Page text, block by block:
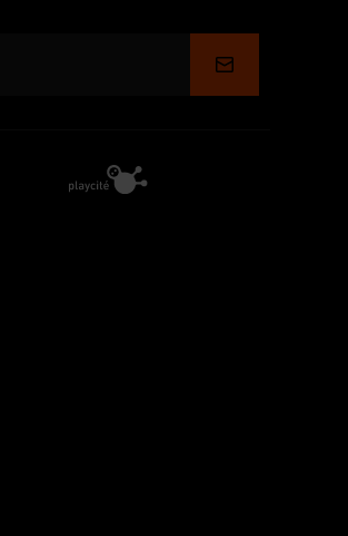
Senden